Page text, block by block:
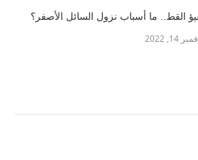
القط.. ما أسباب نزول السائل الأصفر؟
14, 2022